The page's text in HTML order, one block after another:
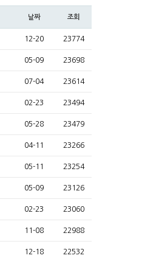
날짜 조회
12-20 23774
05-09 23698
07-04 23614
02-23 23494
05-28 23479
04-11 23266
05-11 23254
05-09 23126
02-23 23060
11-08 22988
12-18 22532